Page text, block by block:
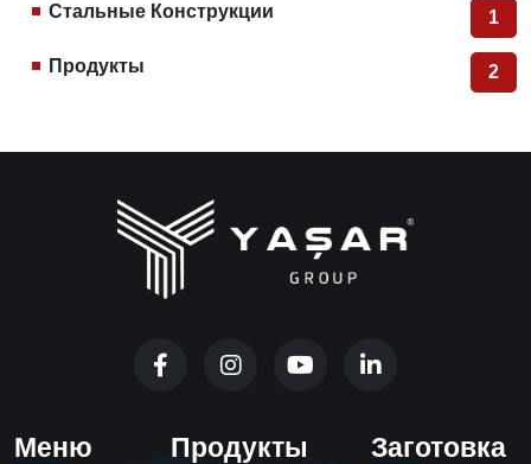
Стальные Конструкции 1
Продукты 2
Меню Продукты Заготовка